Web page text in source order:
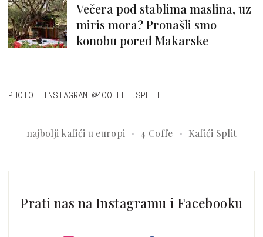
Večera pod stablima maslina, uz
miris mora? Pronašli smo
konobu pored Makarske
PHOTO: INSTAGRAM @4COFFEE.SPLIT
najbolji kafići u europi 4 Coffe Kafići Split
Prati nas na Instagramu i Facebooku